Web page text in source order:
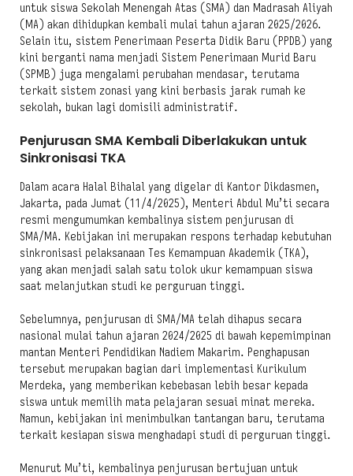
untuk siswa Sekolah Menengah Atas (SMA) dan Madrasah Aliyah
(MA) akan dihidupkan kembali mulai tahun ajaran 2025/2026.
Selain itu, sistem Penerimaan Peserta Didik Baru (PPDB) yang
kini berganti nama menjadi Sistem Penerimaan Murid Baru
(SPMB) juga mengalami perubahan mendasar, terutama
terkait sistem zonasi yang kini berbasis jarak rumah ke
sekolah, bukan lagi domisili administratif.
Penjurusan SMA Kembali Diberlakukan untuk
Sinkronisasi TKA
Dalam acara Halal Bihalal yang digelar di Kantor Dikdasmen,
Jakarta, pada Jumat (11/4/2025), Menteri Abdul Mu’ti secara
resmi mengumumkan kembalinya sistem penjurusan di
SMA/MA. Kebijakan ini merupakan respons terhadap kebutuhan
sinkronisasi pelaksanaan Tes Kemampuan Akademik (TKA),
yang akan menjadi salah satu tolok ukur kemampuan siswa
saat melanjutkan studi ke perguruan tinggi.
Sebelumnya, penjurusan di SMA/MA telah dihapus secara
nasional mulai tahun ajaran 2024/2025 di bawah kepemimpinan
mantan Menteri Pendidikan Nadiem Makarim. Penghapusan
tersebut merupakan bagian dari implementasi Kurikulum
Merdeka, yang memberikan kebebasan lebih besar kepada
siswa untuk memilih mata pelajaran sesuai minat mereka.
Namun, kebijakan ini menimbulkan tantangan baru, terutama
terkait kesiapan siswa menghadapi studi di perguruan tinggi.
Menurut Mu’ti, kembalinya penjurusan bertujuan untuk